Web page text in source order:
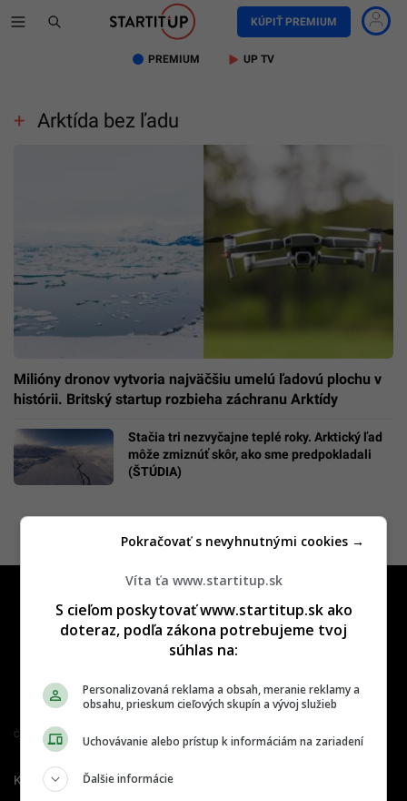
KÚPIŤ PREMIUM
PREMIUM UP TV
Arktída bez ľadu
Milióny dronov vytvoria najväčšiu umelú ľadovú plochu v
histórii. Britský startup rozbieha záchranu Arktídy
Stačia tri nezvyčajne teplé roky. Arktický ľad
môže zmiznúť skôr, ako sme predpokladali
(ŠTÚDIA)
Člen združenia IAB Slovakia
Kontakt Inzercia
Víta ťa www.startitup.sk
S cieľom poskytovať www.startitup.sk ako
doteraz, podľa zákona potrebujeme tvoj
súhlas na:
Personalizovaná reklama a obsah, meranie reklamy a
obsahu, prieskum cieľových skupín a vývoj služieb
Uchovávanie alebo prístup k informáciám na zariadení
Ďalšie informácie
Pokračovať s nevyhnutnými cookies →